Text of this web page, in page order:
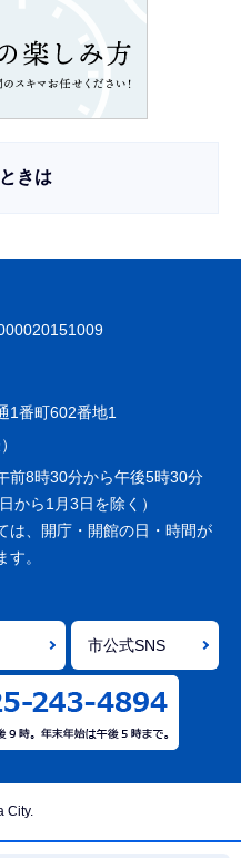
きは
1番町602番地1
前8時30分から午後5時30分
から1月3日を除く）
は、開庁・開館の日・時間が
。
市公式SNS
City.